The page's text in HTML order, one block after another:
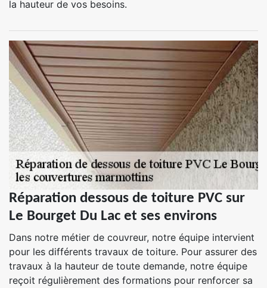
la hauteur de vos besoins.
Réparation dessous de toiture PVC sur
Le Bourget Du Lac et ses environs
Dans notre métier de couvreur, notre équipe intervient
pour les différents travaux de toiture. Pour assurer des
travaux à la hauteur de toute demande, notre équipe
reçoit régulièrement des formations pour renforcer sa